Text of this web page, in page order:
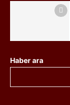
Haber ara